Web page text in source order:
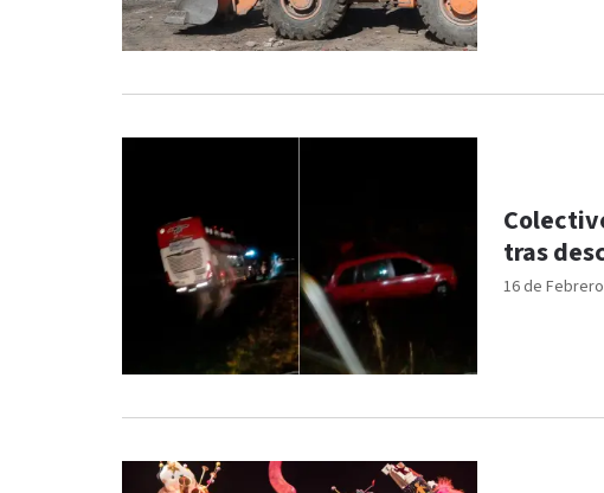
16 de
tras